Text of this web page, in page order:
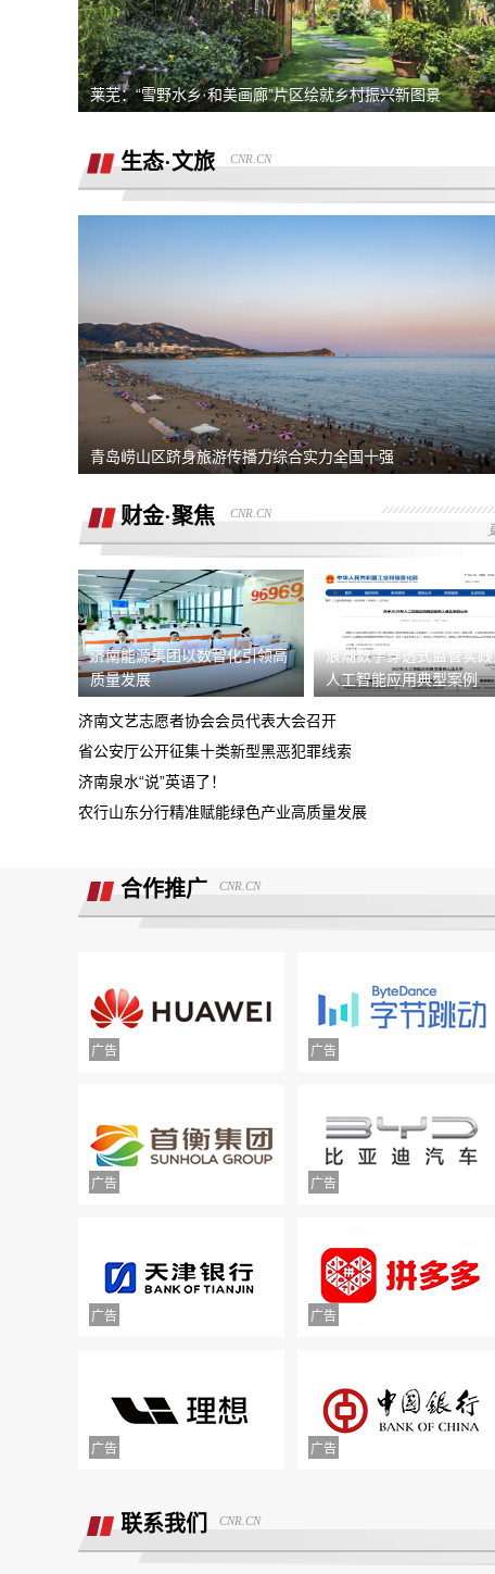
潍坊寿光驰峰广汽本田购车定金拒不退
还，霸王条款
河北军文教育科技有限公司虚假宣传
公司退定金
强买强卖 强制贷款 称交意向金进行锁车
服务 没有按规定实施购车流程
4s店隐瞒消费，侵犯了消费者知情权、
自主选择权，要求退还定金
我父亲被销售坑骗签了定金合同，提车还
说没有现车要去外地。
宜享花业务员打电话叫我查看低息贷款额
度，被强制下款
者，本人要求退还定金。
在4S店交了订金现在让退定金不退
据我了解，我锁单车辆根本没有生产，只
需4s店跟厂家沟通即可取消订单。
现在诉求退款
重庆鑫茂丰硕汽车销售有限公司收取定金
5000元不予退还
位，客户权益保障无门！
诉求:不能进行贷款审批流程，并退还订
面谈的时候说的只要有比他低的就退意向
携程旅游APP非因消费者原因主票已退，
退款
莱芜：“雪野水乡·和美画廊”片区绘就乡村振兴新图景
生态·文旅 CNR.CN
青岛崂山区跻身旅游传播力综合实力全国十强
财金·聚焦 CNR.CN
济南能源集团以数智化引领高
质量发展
浪潮数字穿透式监管实
人工智能应用典型案例
济南文艺志愿者协会会员代表大会召开
省公安厅公开征集十类新型黑恶犯罪线索
济南泉水“说”英语了！
农行山东分行精准赋能绿色产业高质量发展
合作推广 CNR.CN
联系我们 CNR.CN